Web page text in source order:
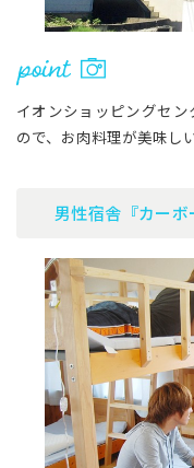
イオンショッピングセ
ので、お肉料理が美味し
男性宿舎『カーボ